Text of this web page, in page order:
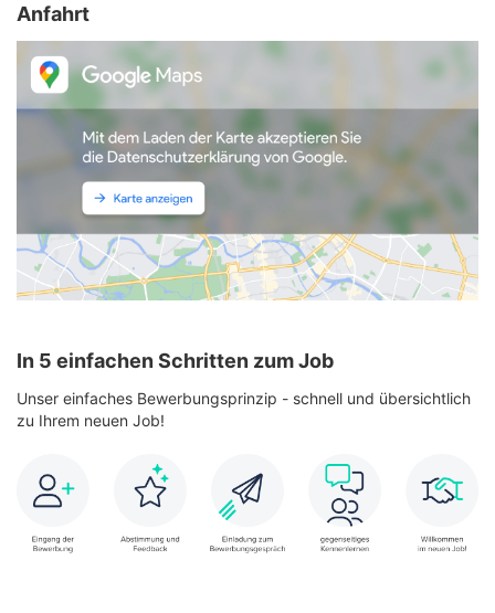
Anfahrt
In 5 einfachen Schritten zum Job
Unser einfaches Bewerbungsprinzip - schnell und übersichtlich
zu Ihrem neuen Job!